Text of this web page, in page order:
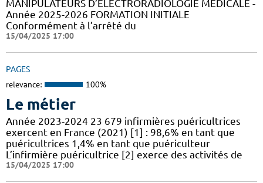
MANIPULATEURS D’ÉLECTRORADIOLOGIE MÉDICALE -
Année 2025-2026 FORMATION INITIALE
Conformément à l’arrêté du
15/04/2025 17:00
PAGES
relevance: 100%
Le métier
Année 2023-2024 23 679 infirmières puéricultrices
exercent en France (2021) [1] : 98,6% en tant que
puéricultrices 1,4% en tant que puériculteur
L’infirmière puéricultrice [2] exerce des activités de
15/04/2025 17:00